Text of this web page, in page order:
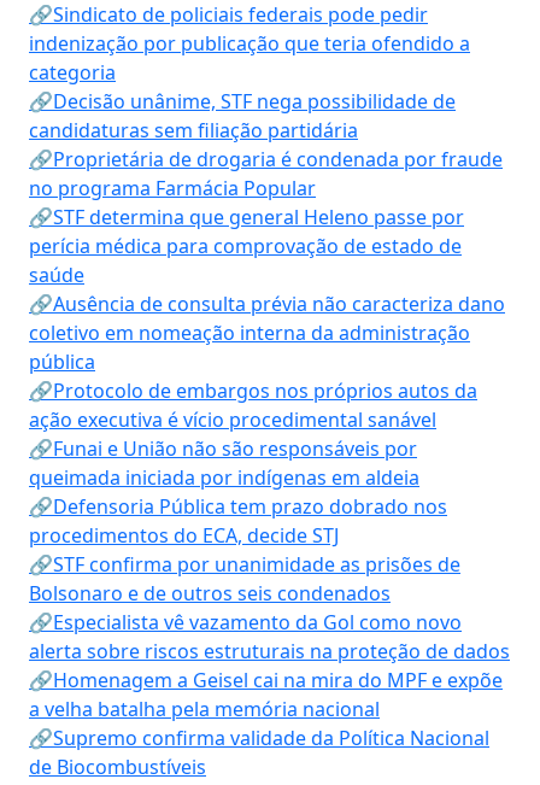
🔗Sindicato de policiais federais pode pedir
indenização por publicação que teria ofendido a
categoria
🔗Decisão unânime, STF nega possibilidade de
candidaturas sem filiação partidária
🔗Proprietária de drogaria é condenada por fraude
no programa Farmácia Popular
🔗STF determina que general Heleno passe por
perícia médica para comprovação de estado de
saúde
🔗Ausência de consulta prévia não caracteriza dano
coletivo em nomeação interna da administração
pública
🔗Protocolo de embargos nos próprios autos da
ação executiva é vício procedimental sanável
🔗Funai e União não são responsáveis por
queimada iniciada por indígenas em aldeia
🔗Defensoria Pública tem prazo dobrado nos
procedimentos do ECA, decide STJ
🔗STF confirma por unanimidade as prisões de
Bolsonaro e de outros seis condenados
🔗Especialista vê vazamento da Gol como novo
alerta sobre riscos estruturais na proteção de dados
🔗Homenagem a Geisel cai na mira do MPF e expõe
a velha batalha pela memória nacional
🔗Supremo confirma validade da Política Nacional
de Biocombustíveis